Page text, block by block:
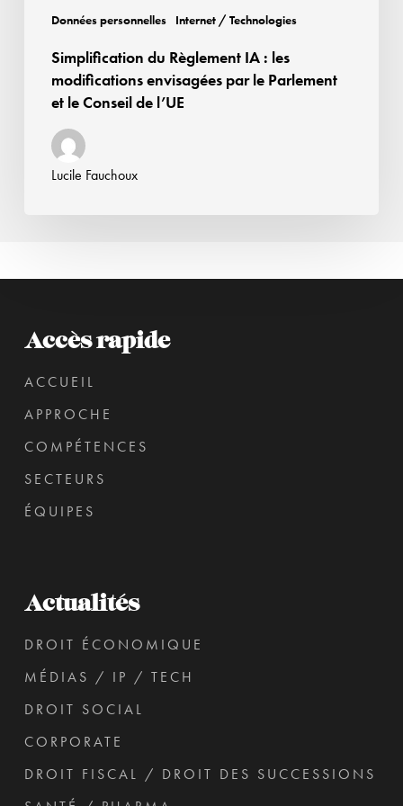
Données personnelles Internet / Technologies
Parlement
Conseil
Simplification du Règlement IA : les
modifications envisagées par le Parlement
et le Conseil de l’UE
Lucile Fauchoux
Accès rapide
ACCUEIL
APPROCHE
COMPÉTENCES
SECTEURS
ÉQUIPES
Actualités
DROIT ÉCONOMIQUE
MÉDIAS / IP / TECH
DROIT SOCIAL
CORPORATE
DROIT FISCAL / DROIT DES SUCCESSIONS